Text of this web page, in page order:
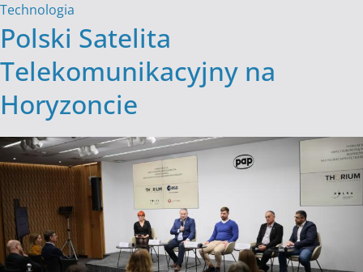
Technologia
Polski Satelita
Telekomunikacyjny na
Horyzoncie